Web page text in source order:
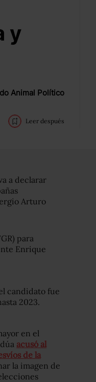
y
Animal Político
Leer después
a declarar
Arturo
para
Enrique
candidato fue
2023.
en el
acusó al
de la
la imagen de